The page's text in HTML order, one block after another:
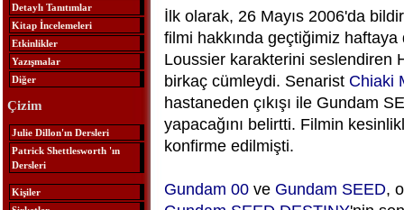
Detaylı Tanıtımlar
Kitap İncelemeleri
Etkinlikler
Yazışmalar
Diğer
Çizim
Julie Dillon'ın Dersleri
Patrick Shettlesworth 'ın
Dersleri
Kişiler
İlk olarak, 26 Mayıs 2006'da
filmi hakkında geçtiğimiz
Loussier karakterini seslendiren
birkaç cümleydi. Senarist Chiaki
hastaneden çıkışı ile Gundam
yapacağını belirtti. Filmin
konfirme edilmişti.
Gundam 00ve Gundam SEED,